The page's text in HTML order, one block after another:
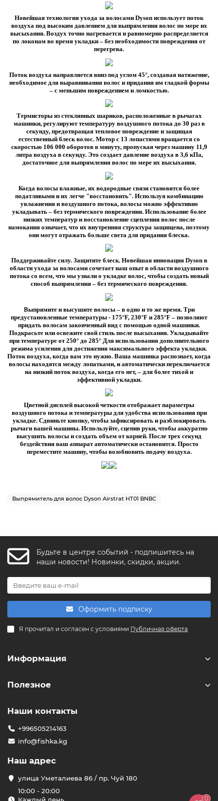
Новейшая технология ухода за волосами Dyson использует поток
воздуха под высоким давлением для выпрямления волос по мере их
высыхания. Воздух точно нагревается и равномерно распределяется
по локонам во время укладки – без необходимости повреждения от
перегрева.
Поток воздуха направляется вниз под углом 45°, создавая натяжение,
необходимое для выравнивания волос и придания им гладкой формы
– с меньшим повреждением и ломкостью.
Термисторы из стеклянных шариков, расположенные в рычагах
машинки, регулируют температуру воздушного потока до 30 раз в
секунду, предотвращая тепловое повреждение и защищая
естественный блеск волос. Мотор с 13 лопастями вращается со
скоростью 106 000 оборотов в минуту, пропуская через машину 11,9
литра воздуха в секунду. Это создает давление воздуха в 3,6 кПа,
достаточное для выпрямления волос по мере их высыхания.
Когда волосы влажные, их водородные связи становятся более
податливыми и их легче "восстановить". Используя комбинацию
увлажнения и воздушного потока, волосы можно эффективно
укладывать – без термического повреждения. Использование более
низких температур и восстановление сцепления волос после
намокания означает, что их внутренняя структура защищена, поэтому
они могут отражать больше света для придания блеска.
Поддерживайте силу. Защитите блеск. Новейшая инновация Dyson в
области ухода за волосами сочетает наш опыт в области воздушного
потока со всем, что мы узнали о укладке волос, чтобы создать новый
способ выпрямления – без термического повреждения.
Выпрямите и высушите волосы – в одно и то же время. Три
предустановленные температуры - 175°F, 230°F и 285°F – позволяют
придать волосам законченный вид с помощью одной машинки.
Подкрасьте или освежите свой стиль после высыхания. Укладывайте
при температуре от 250° до 285° Для использования дополнительного
режима усиления для достижения максимального эффекта укладки.
Поток воздуха, когда вам это нужно. Ваша машинка распознает, когда
волосы находятся между лопатками, и автоматически переключается
на низкий поток воздуха, когда его нет, – для более тихой и
эффективной укладки.
Цветной дисплей высокой четкости отображает параметры
воздушного потока и температуры для удобства использования при
укладке. Сдвиньте кнопку, чтобы зафиксировать и разблокировать
рычаги вашей машины. Используйте, сцепив руки, чтобы аккуратно
высушить волосы и создать объем от корней. После трех секунд
бездействия ваш аппарат автоматически остановится. Просто
переместите машину, чтобы возобновить подачу воздуха.
Выпрямитель для волос Dyson Airstrat HT01 BNBC
Будьте в центре событий - подпишитесь на
наши новости! Новинки, скидки, акции.
Оформить подписку
Я прочитал и согласен с условиями Публичная оферта
Информация
Полезное
Наши контакты
+996505214163
info@fishka.kg
Наш адрес
улица Уметалиева 86 / пр. Чуй 180
10:00 - 20:00
0
F FishkaAI
Обычно отвечаем за минуту
Чем можем помочь?